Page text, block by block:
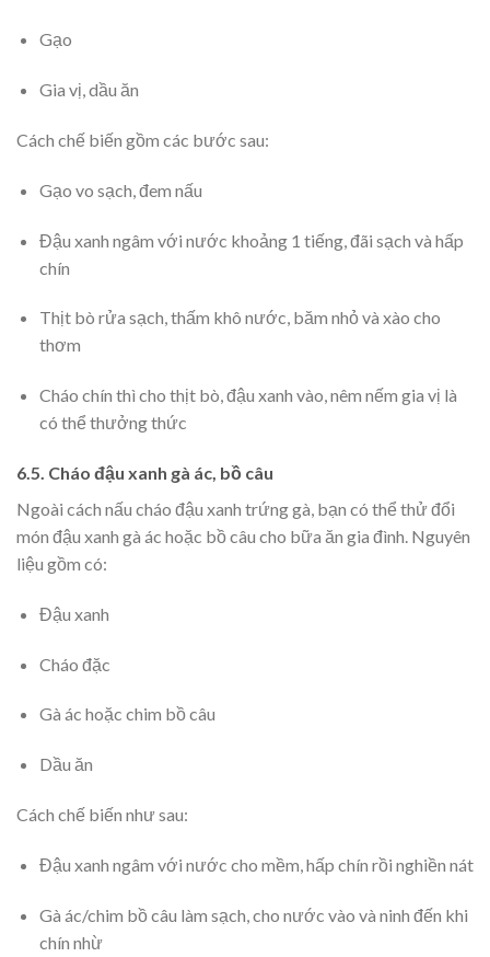
Gạo
Gia vị, dầu ăn
Cách chế biến gồm các bước sau:
Gạo vo sạch, đem nấu
Đậu xanh ngâm với nước khoảng 1 tiếng, đãi sạch và hấp
chín
Thịt bò rửa sạch, thấm khô nước, băm nhỏ và xào cho
thơm
Cháo chín thì cho thịt bò, đậu xanh vào, nêm nếm gia vị là
có thể thưởng thức
6.5. Cháo đậu xanh gà ác, bồ câu
Ngoài cách nấu cháo đậu xanh trứng gà, bạn có thể thử đổi
món đậu xanh gà ác hoặc bồ câu cho bữa ăn gia đình. Nguyên
liệu gồm có:
Đậu xanh
Cháo đặc
Gà ác hoặc chim bồ câu
Dầu ăn
Cách chế biến như sau:
Đậu xanh ngâm với nước cho mềm, hấp chín rồi nghiền nát
Gà ác/chim bồ câu làm sạch, cho nước vào và ninh đến khi
chín nhừ